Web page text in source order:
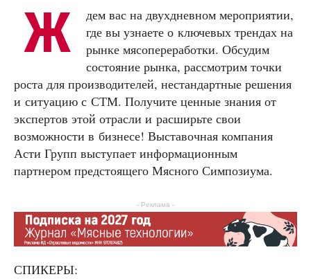
Ж
дем вас на двухдневном мероприятии,
где вы узнаете о ключевых трендах на
рынке мясопереработки. Обсудим
состояние рынка, рассмотрим точки
роста для производителей, нестандартные решения
и ситуацию с СТМ. Получите ценные знания от
экспертов этой отрасли и расширьте свои
возможности в бизнесе! Выставочная компания
Асти Групп выступает информационным
партнером предстоящего Мясного Симпозиума.
- Реклама -
СПИКЕРЫ: